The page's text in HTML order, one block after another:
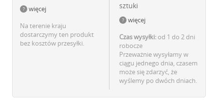
więcej
Na terenie kraju
dostarczymy ten produkt
bez kosztów przesyłki.
sztuki
więcej
Czas wysyłki: od 1 do 2 dni
robocze
Przeważnie wysyłamy w
ciągu jednego dnia, czasem
może się zdarzyć, że
wyślemy po dwóch dniach.